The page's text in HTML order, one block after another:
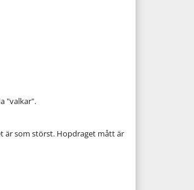
"valkar".
är som störst. Hopdraget mått är